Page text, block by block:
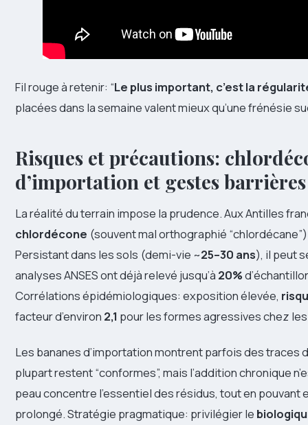
Fil rouge à retenir: “Le plus important, c’est la
placées dans la semaine valent mieux qu’une frénésie
Risques et précautions:
d’importation et gestes
La réalité du terrain impose la prudence. Aux Antilles
chlordécone (souvent mal orthographié
Persistant dans les sols (demi-vie ~25–30 ans), il peut
analyses ANSES ont déjà relevé jusqu’à 20%
Corrélations épidémiologiques: exposition élevée,
facteur d’environ 2,1 pour les formes agressives chez
Les bananes d’importation montrent parfois des
plupart restent “conformes”, mais l’addition chronique
peau concentre l’essentiel des résidus, tout en pouvant
prolongé. Stratégie pragmatique: privilégier le